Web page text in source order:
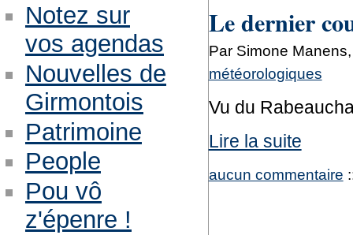
Le dernier
Par Simone
météorologiques
Vu du
Lire la suite
aucun commentaire
Notez sur
vos agendas
Nouvelles de
Girmontois
Patrimoine
People
Pou vô
z'épenre !